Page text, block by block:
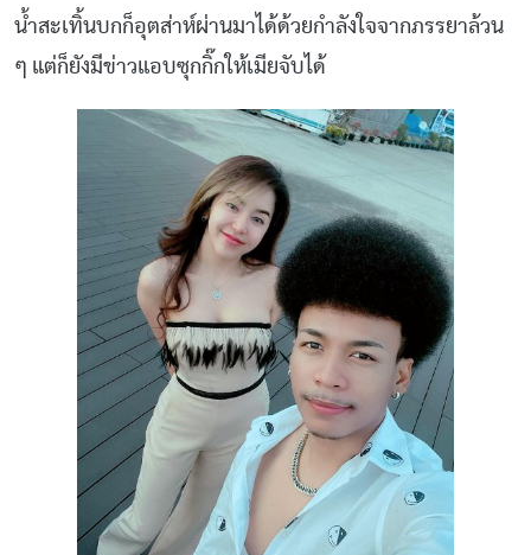
น้ำสะเทิ้นบกก็อุตส่าห์ผ่านมาได้ด้วยกำลังใจจากภรรยาล้วน
ๆ แต่ก็ยังมีข่าวแอบซุกกิ๊กให้เมียจับได้